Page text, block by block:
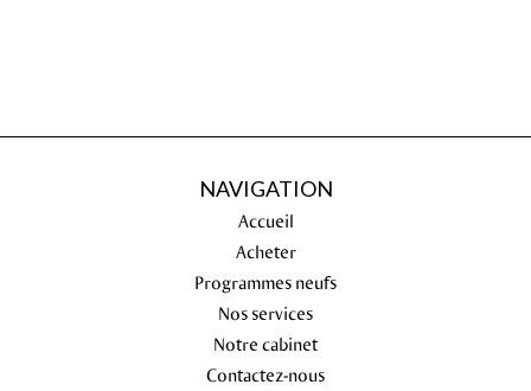
NAVIGATION
Accueil
Acheter
Programmes neufs
Nos services
Notre cabinet
Contactez-nous